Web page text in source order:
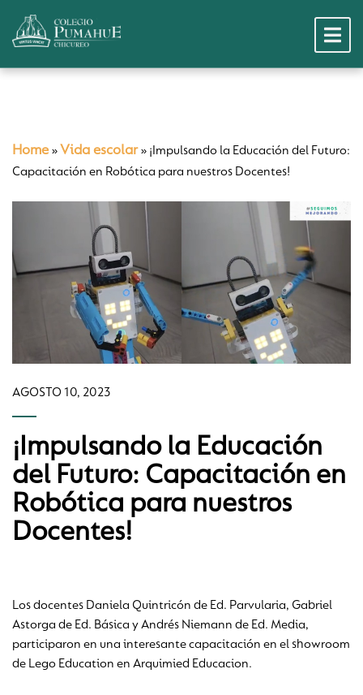
Home » Vida escolar» ¡Impulsando la Educación del Futuro:
Capacitación en Robótica para nuestros Docentes!
AGOSTO 10, 2023
¡Impulsando la Educación
del Futuro: Capacitación en
Robótica para nuestros
Docentes!
Los docentes Daniela Quintricón de Ed. Parvularia, Gabriel
Astorga de Ed. Básica y Andrés Niemann de Ed. Media,
participaron en una interesante capacitación en el showroom
de Lego Education en Arquimied Educacion.